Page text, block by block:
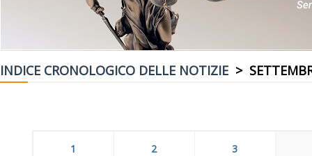
INDICE CRONOLOGICO DELLE NOTIZIE >
1 2 3